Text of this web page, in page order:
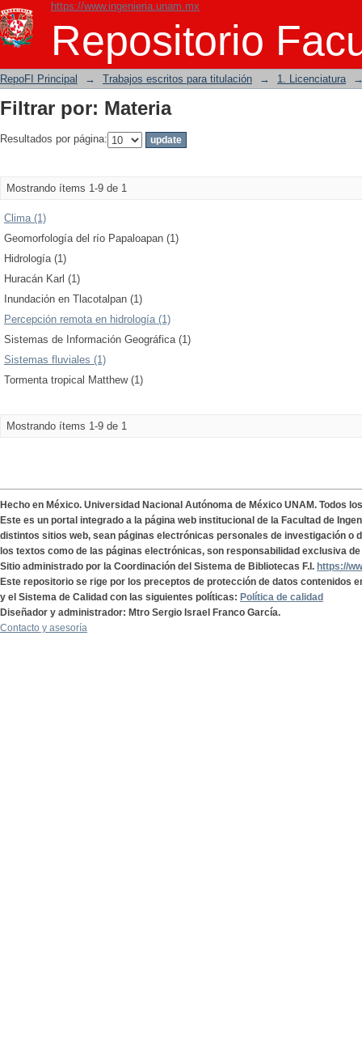
https://www.ingenieria.unam.mx
Repositorio
Filtrar por: Materia
RepoFI Principal → Trabajos escritos para titulación → 1. Licenciatura
Filtrar por: Materia
Resultados por página:
Mostrando ítems 1-9 de 1
Clima (1)
Geomorfología del río Papaloapan (1)
Hidrología (1)
Huracán Karl (1)
Inundación en Tlacotalpan (1)
Percepción remota en hidrología (1)
Sistemas de Información Geográfica (1)
Sistemas fluviales (1)
Tormenta tropical Matthew (1)
Mostrando ítems 1-9 de 1
Hecho en México. Universidad Nacional Autónoma de México UNAM. Todos
Este es un portal integrado a la página web institucional de la Facultad de
distintos sitios web, sean páginas electrónicas personales de investigación o
los textos como de las páginas electrónicas, son responsabilidad exclusiva
Sitio administrado por la Coordinación del Sistema de Bibliotecas F.I. https://
Este repositorio se rige por los preceptos de protección de datos contenidos
y el Sistema de Calidad con las siguientes políticas: Política de calidad
Diseñador y administrador: Mtro Sergio Israel Franco García.
Contacto y asesoría